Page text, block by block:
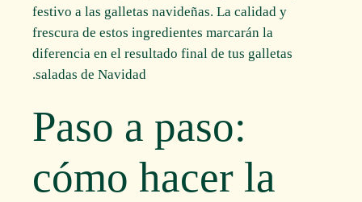
festivo a las galletas navideñas. La calidad y
frescura de estos ingredientes marcarán la
diferencia en el resultado final de tus galletas
saladas de Navidad.
Paso a paso:
cómo hacer la